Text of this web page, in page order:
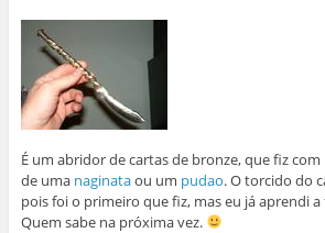
É um abridor de cartas de bronze, que fiz
de uma naginataou um pudao. O torcido do
pois foi o primeiro que fiz, mas eu já aprendi
Quem sabe na próxima vez.